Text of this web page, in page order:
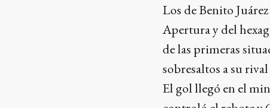
Los de Benito
Apertura y del
de las primeras
sobresaltos a su
El gol llegó en el